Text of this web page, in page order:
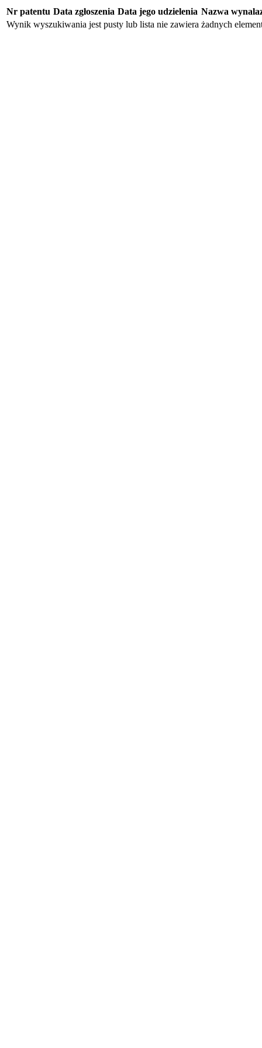
Nr patentu Data zgłoszenia Data jego udzielenia Nazwa
Wynik wyszukiwania jest pusty lub lista nie zawiera żadnych